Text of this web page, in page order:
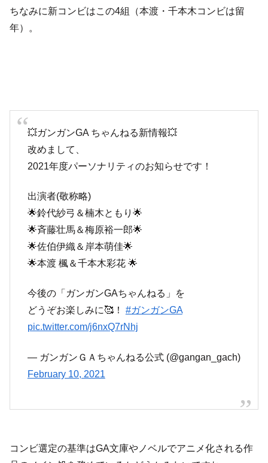
ちなみに新コンビはこの4組（本渡・千本木コンビは留
年）。
💥ガンガンGA ちゃんねる新情報💥
改めまして、
2021年度パーソナリティのお知らせです！
出演者(敬称略)
🌟鈴代紗弓＆楠木ともり🌟
🌟斉藤壮馬＆梅原裕一郎🌟
🌟佐伯伊織＆岸本萌佳🌟
🌟本渡 楓＆千本木彩花 🌟
今後の「ガンガンGAちゃんねる」を
どうぞお楽しみに🥰！ #ガンガンGA
pic.twitter.com/j6nxQ7rNhj
— ガンガンＧＡちゃんねる公式 (@gangan_gach)
February 10, 2021
コンビ選定の基準はGA文庫やノベルでアニメ化される作